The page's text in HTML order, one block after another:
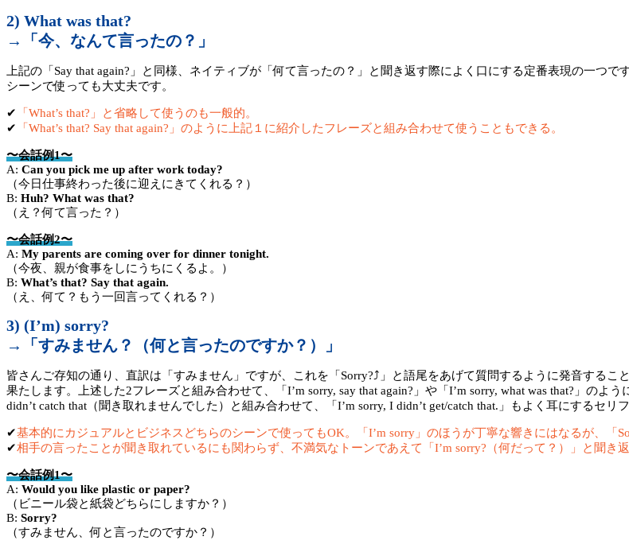
2) What was that?
→「今、なんて言ったの？」
上記の「Say that again?」と同様、ネイティブが「何て言ったの？」と聞き返す際によく口にする定番表現の一つ
シーンで使っても大丈夫です。
✔︎
「What’s that?」と省略して使うのも一般的。
✔︎
「What’s that? Say that again?」のように上記１に紹介したフレーズと組み合わせて使うこともできる。
〜会話例1〜
A: Can you pick me up after work today?
（今日仕事終わった後に迎えにきてくれる？）
B: Huh? What was that?
（え？何て言った？）
〜会話例2〜
A: My parents are coming over for dinner tonight.
（今夜、親が食事をしにうちにくるよ。）
B: What’s that? Say that again.
（え、何て？もう一回言ってくれる？）
3) (I’m) sorry?
→「すみません？（何と言ったのですか？）」
皆さんご存知の通り、直訳は「すみません」ですが、これを「Sorry?⤴︎」と語尾をあげて質問するように発音する
果たします。上述した2フレーズと組み合わせて、「I’m sorry, say that again?」や「I’m sorry, what was that?」のよ
didn’t catch that（聞き取れませんでした）と組み合わせて、「I’m sorry, I didn’t get/catch that.」もよく耳にするセリフ
✔︎基本的にカジュアルとビジネスどちらのシーンで使ってもOK。「I’m sorry」のほうが丁寧な響きにはなるが、「
✔︎相手の言ったことが聞き取れているにも関わらず、不満気なトーンであえて「I’m sorry?（何だって？）」と聞き
〜会話例1〜
A: Would you like plastic or paper?
（ビニール袋と紙袋どちらにしますか？）
B: Sorry?
（すみません、何と言ったのですか？）